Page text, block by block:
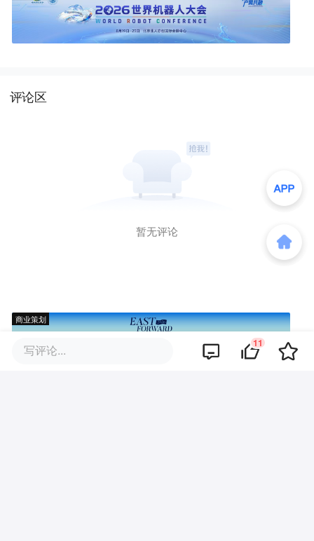
评论区
暂无评论
商业策划
写评论... 11